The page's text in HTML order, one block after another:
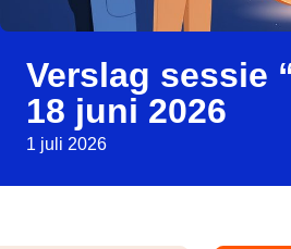
Verslag sessie
18 juni 2026
1 juli 2026